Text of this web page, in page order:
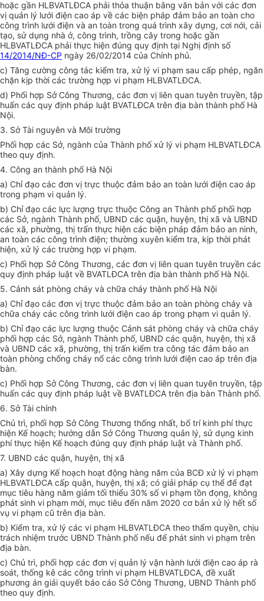
hoặc gần HLBVATLĐCA phải thỏa thuận bằng văn bản với các đơn
vị quản lý lưới điện cao áp về các biện pháp đảm bảo an toàn cho
công trình lưới điện và an toàn trong quá trình xây dựng, cơi nới, cải
tạo, sử dụng nhà ở, công trình, trồng cây trong hoặc gần
HLBVATLĐCA phải thực hiện đúng quy định tại Nghị định số
14/2014/NĐ-CP ngày 26/02/2014 của Chính phủ.
c) Tăng cường công tác kiểm tra, xử lý vi phạm sau cấp phép, ngăn
chặn kịp thời các trường hợp vi phạm HLBVATLĐCA.
d) Phối hợp Sở Công Thương, các đơn vị liên quan tuyên truyền, tập
huấn các quy định pháp luật BVATLĐCA trên địa bàn thành phố Hà
Nội.
3. Sở Tài nguyên và Môi trường
Phối hợp các Sở, ngành của Thành phố xử lý vi phạm HLBVATLĐCA
theo quy định.
4. Công an thành phố Hà Nội
a) Chỉ đạo các đơn vị trực thuộc đảm bảo an toàn lưới điện cao áp
trong phạm vi quản lý.
b) Chỉ đạo các lực lượng trực thuộc Công an Thành phố phối hợp
các Sở, ngành Thành phố, UBND các quận, huyện, thị xã và UBND
các xã, phường, thị trấn thực hiện các biện pháp đảm bảo an ninh,
an toàn các công trình điện; thường xuyên kiểm tra, kịp thời phát
hiện, xử lý các trường hợp vi phạm.
c) Phối hợp Sở Công Thương, các đơn vị liên quan tuyên truyền các
quy định pháp luật về BVATLĐCA trên địa bàn thành phố Hà Nội.
5. Cảnh sát phòng cháy và chữa cháy thành phố Hà Nội
a) Chỉ đạo các đơn vị trực thuộc đảm bảo an toàn phòng cháy và
chữa cháy các công trình lưới điện cao áp trong phạm vi quản lý.
b) Chỉ đạo các lực lượng thuộc Cảnh sát phòng cháy và chữa cháy
phối hợp các Sở, ngành Thành phố, UBND các quận, huyện, thị xã
và UBND các xã, phường, thị trấn kiểm tra công tác đảm bảo an
toàn phòng chống cháy nổ các công trình lưới điện cao áp trên địa
bàn.
c) Phối hợp Sở Công Thương, các đơn vị liên quan tuyên truyền, tập
huấn các quy định pháp luật về BVATLĐCA trên địa bàn Thành phố.
6. Sở Tài chính
Chủ trì, phối hợp Sở Công Thương thống nhất, bố trí kinh phí thực
hiện Kế hoạch; hướng dẫn Sở Công Thương quản lý, sử dụng kinh
phí thực hiện Kế hoạch đúng quy định pháp luật và Thành phố.
7. UBND các quận, huyện, thị xã
a) Xây dựng Kế hoạch hoạt động hàng năm của BCĐ xử lý vi phạm
HLBVATLĐCA cấp quận, huyện, thị xã; có giải pháp cụ thể để đạt
mục tiêu hàng năm giảm tối thiểu 30% số vi phạm tồn đọng, không
phát sinh vi phạm mới, mục tiêu đến năm 2020 cơ bản xử lý hết số
vụ vi phạm cũ trên địa bàn.
b) Kiểm tra, xử lý các vi phạm HLBVATLĐCA theo thẩm quyền, chịu
trách nhiệm trước UBND Thành phố nếu để phát sinh vi phạm trên
địa bàn.
c) Chủ trì, phối hợp các đơn vị quản lý vận hành lưới điện cao áp rà
soát, thống kê các công trình vi phạm HLBVATLĐCA, đề xuất
phương án giải quyết báo cáo Sở Công Thương, UBND Thành phố
theo quy định.